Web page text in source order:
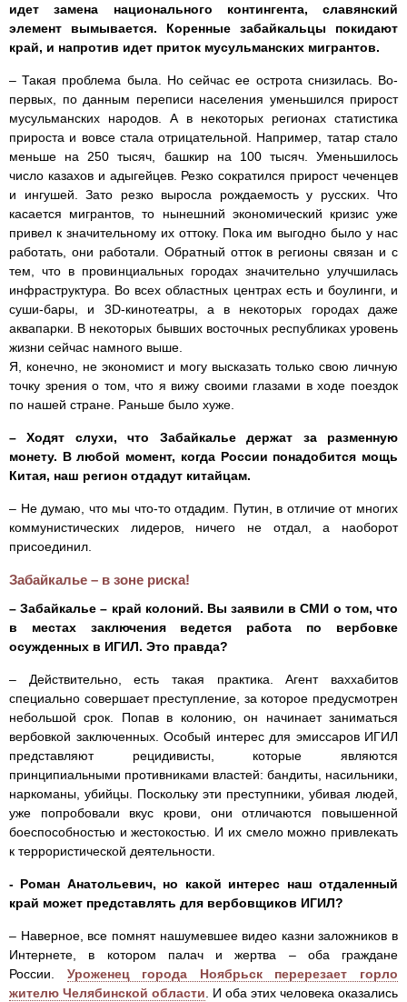
идет замена национального контингента, славянский
элемент вымывается. Коренные забайкальцы покидают
край, и напротив идет приток мусульманских мигрантов.
– Такая проблема была. Но сейчас ее острота снизилась. Во-
первых, по данным переписи населения уменьшился прирост
мусульманских народов. А в некоторых регионах статистика
прироста и вовсе стала отрицательной. Например, татар стало
меньше на 250 тысяч, башкир на 100 тысяч. Уменьшилось
число казахов и адыгейцев. Резко сократился прирост чеченцев
и ингушей. Зато резко выросла рождаемость у русских. Что
касается мигрантов, то нынешний экономический кризис уже
привел к значительному их оттоку. Пока им выгодно было у нас
работать, они работали. Обратный отток в регионы связан и с
тем, что в провинциальных городах значительно улучшилась
инфраструктура. Во всех областных центрах есть и боулинги, и
суши-бары, и 3D-кинотеатры, а в некоторых городах даже
аквапарки. В некоторых бывших восточных республиках уровень
жизни сейчас намного выше.
Я, конечно, не экономист и могу высказать только свою личную
точку зрения о том, что я вижу своими глазами в ходе поездок
по нашей стране. Раньше было хуже.
– Ходят слухи, что Забайкалье держат за разменную
монету. В любой момент, когда России понадобится мощь
Китая, наш регион отдадут китайцам.
– Не думаю, что мы что-то отдадим. Путин, в отличие от многих
коммунистических лидеров, ничего не отдал, а наоборот
присоединил.
Забайкалье – в зоне риска!
– Забайкалье – край колоний. Вы заявили в СМИ о том, что
в местах заключения ведется работа по вербовке
осужденных в ИГИЛ. Это правда?
– Действительно, есть такая практика. Агент ваххабитов
специально совершает преступление, за которое предусмотрен
небольшой срок. Попав в колонию, он начинает заниматься
вербовкой заключенных. Особый интерес для эмиссаров ИГИЛ
представляют рецидивисты, которые являются
принципиальными противниками властей: бандиты, насильники,
наркоманы, убийцы. Поскольку эти преступники, убивая людей,
уже попробовали вкус крови, они отличаются повышенной
боеспособностью и жестокостью. И их смело можно привлекать
к террористической деятельности.
- Роман Анатольевич, но какой интерес наш отдаленный
край может представлять для вербовщиков ИГИЛ?
– Наверное, все помнят нашумевшее видео казни заложников в
Интернете, в котором палач и жертва – оба граждане
России. Уроженец города Ноябрьск перерезает горло
жителю Челябинской области . И оба этих человека оказались